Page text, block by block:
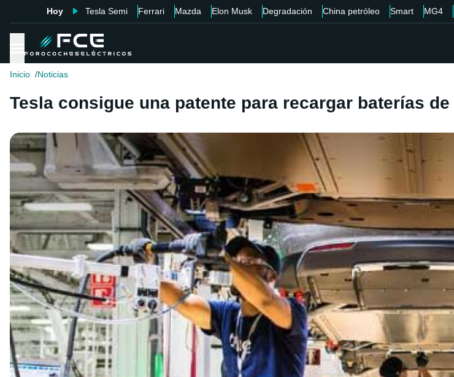
Hoy Tesla Semi Ferrari Mazda Elon Musk Degradación China petróleo Smart MG4
Inicio Noticias
Tesla consigue una patente para recargar baterías